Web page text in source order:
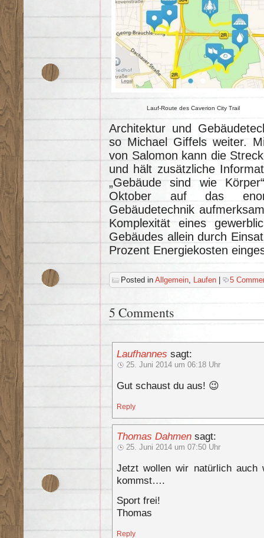
Lauf-Route des Caverion City Trail
Architektur und
so Michael Giffels weiter.
von Salomon kann die
und hält zusätzliche
„Gebäude sind wie
Oktober auf das
Gebäudetechnik
Komplexität eines
Gebäudes allein durch
Prozent Energiekosten
Posted in Allgemein Laufen | 5
5 Comments
Laufhannes sagt:
25. Juni 2014 um 06:18 Uhr
Gut schaust du aus! 😉
Reply
Thomas Dahmen sagt:
25. Juni 2014 um 07:50 Uhr
Jetzt wollen wir natürlich
kommst….
Sport frei!
Thomas
Reply